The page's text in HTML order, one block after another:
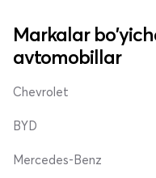
Markalar
avtomobillar
Chevrolet
BYD
Mercedes-Benz